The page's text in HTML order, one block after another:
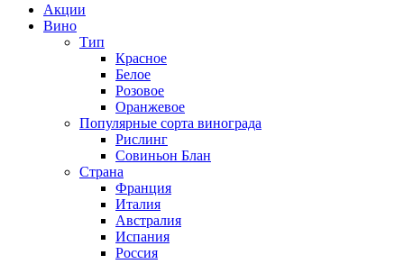
Акции
Вино
Тип
Красное
Белое
Розовое
Оранжевое
Популярные сорта винограда
Рислинг
Совиньон Блан
Страна
Франция
Италия
Австралия
Испания
Россия